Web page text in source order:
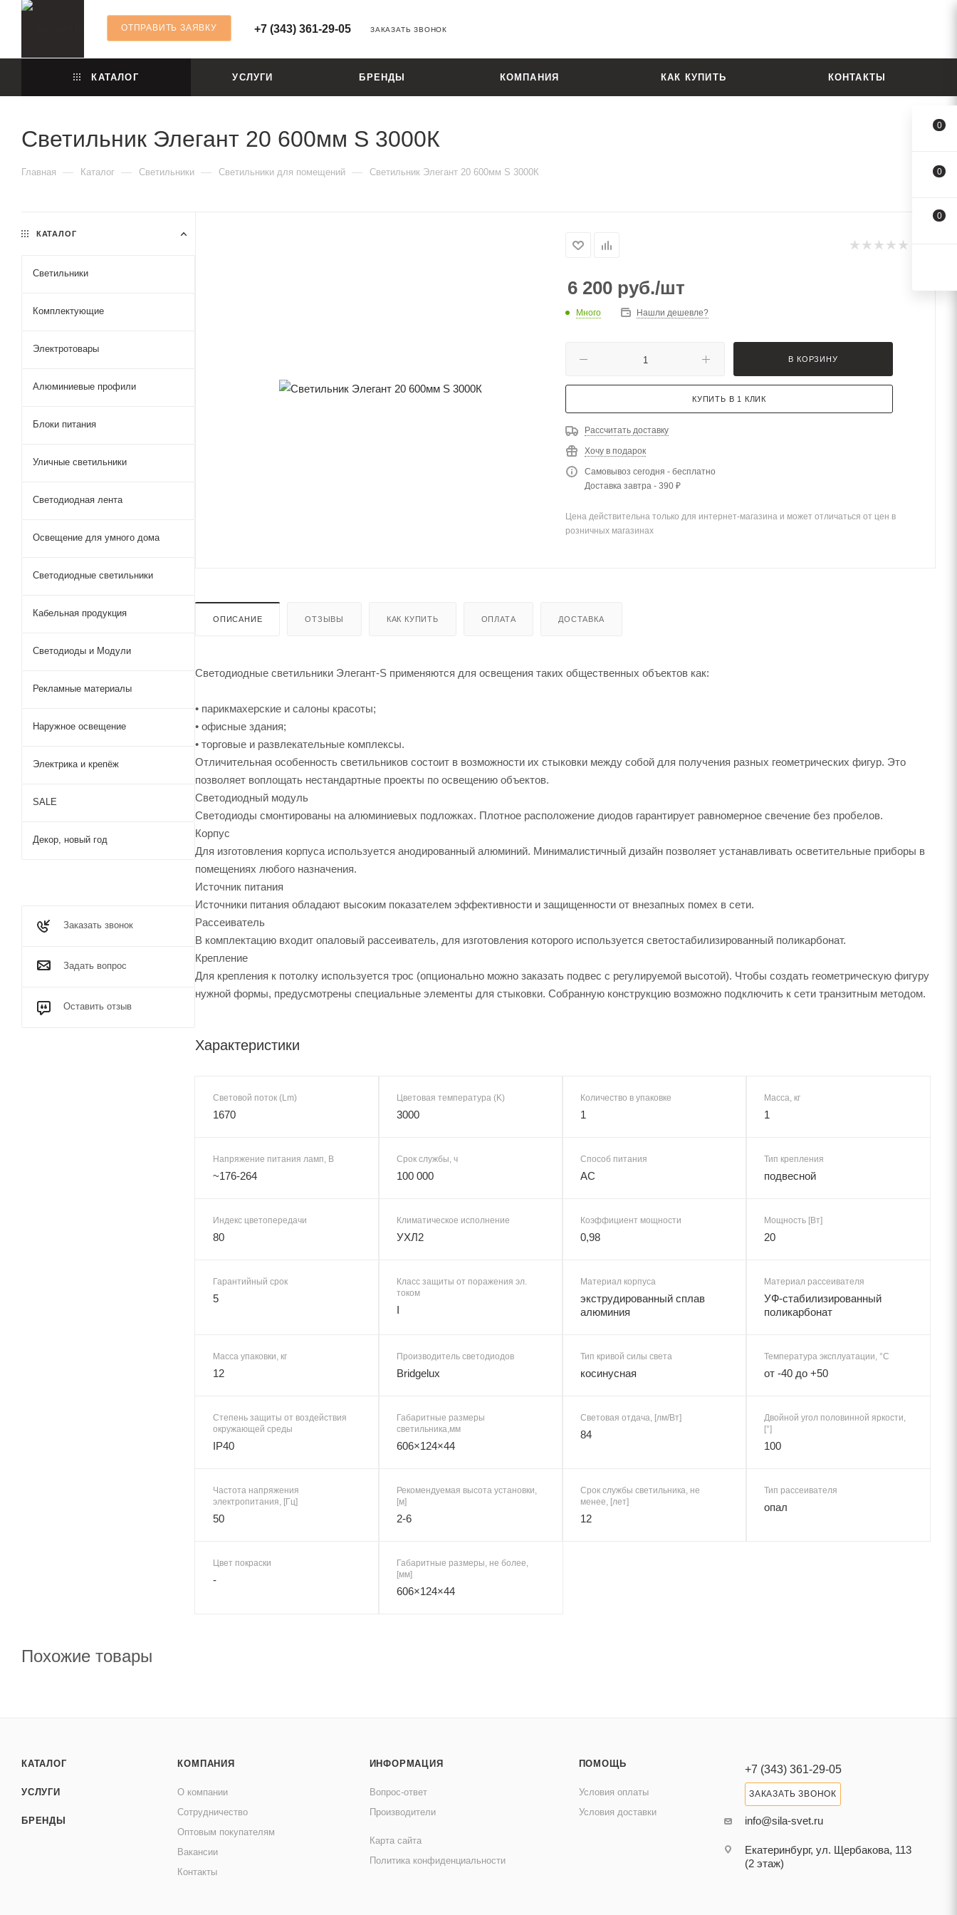
ОТПРАВИТЬ ЗАЯВКУ +7 (343) 361-29-05 ЗАКАЗАТЬ ЗВОНОК
КАТАЛОГ УСЛУГИ БРЕНДЫ КОМПАНИЯ КАК КУПИТЬ КОНТАКТЫ
Светильник Элегант 20 600мм S 3000К
Главная — Каталог — Светильники — Светильники для помещений — Светильник Элегант 20 600мм S 3000К
6 200 руб./шт
Много Нашли дешевле?
В КОРЗИНУ
КУПИТЬ В 1 КЛИК
Рассчитать доставку
Хочу в подарок
Самовывоз сегодня - бесплатно
Доставка завтра - 390 ₽
Цена действительна только для интернет-магазина и может отличаться от цен в
розничных магазинах
ОПИСАНИЕ ОТЗЫВЫ КАК КУПИТЬ ОПЛАТА ДОСТАВКА
Светодиодные светильники Элегант-S применяются для освещения таких общественных объектов как:
• парикмахерские и салоны красоты;
• офисные здания;
• торговые и развлекательные комплексы.
Отличительная особенность светильников состоит в возможности их стыковки между собой для получения разных геометрических фигур. Это
позволяет воплощать нестандартные проекты по освещению объектов.
Светодиодный модуль
Светодиоды смонтированы на алюминиевых подложках. Плотное расположение диодов гарантирует равномерное свечение без пробелов.
Корпус
Для изготовления корпуса используется анодированный алюминий. Минималистичный дизайн позволяет устанавливать осветительные приборы в
помещениях любого назначения.
Источник питания
Источники питания обладают высоким показателем эффективности и защищенности от внезапных помех в сети.
Рассеиватель
В комплектацию входит опаловый рассеиватель, для изготовления которого используется светостабилизированный поликарбонат.
Крепление
Для крепления к потолку используется трос (опционально можно заказать подвес с регулируемой высотой). Чтобы создать геометрическую фигуру
нужной формы, предусмотрены специальные элементы для стыковки. Собранную конструкцию возможно подключить к сети транзитным методом.
Характеристики
Световой поток (Lm)
1670
Цветовая температура (K)
3000
Количество в упаковке
1
Масса, кг
1
Напряжение питания ламп, В
~176-264
Срок службы, ч
100 000
Способ питания
AC
Тип крепления
подвесной
Индекс цветопередачи
80
Климатическое исполнение
УХЛ2
Коэффициент мощности
0,98
Мощность [Вт]
20
Гарантийный срок
5
Класс защиты от поражения эл.
током
I
Материал корпуса
экструдированный сплав
алюминия
Материал рассеивателя
УФ-стабилизированный
поликарбонат
Масса упаковки, кг
12
Производитель светодиодов
Bridgelux
Тип кривой силы света
косинусная
Температура эксплуатации, °C
от -40 до +50
Степень защиты от воздействия
окружающей среды
IP40
Габаритные размеры
светильника,мм
606×124×44
Световая отдача, [лм/Вт]
84
Двойной угол половинной яркости,
[°]
100
Частота напряжения
электропитания, [Гц]
50
Рекомендуемая высота установки,
[м]
2-6
Срок службы светильника, не
менее, [лет]
12
Тип рассеивателя
опал
Цвет покраски
-
Габаритные размеры, не более,
[мм]
606×124×44
КАТАЛОГ
Светильники
Комплектующие
Электротовары
Алюминиевые профили
Блоки питания
Уличные светильники
Светодиодная лента
Освещение для умного дома
Светодиодные светильники
Кабельная продукция
Светодиоды и Модули
Рекламные материалы
Наружное освещение
Электрика и крепёж
SALE
Декор, новый год
Заказать звонок
Задать вопрос
Оставить отзыв
Похожие товары
КАТАЛОГ
УСЛУГИ
БРЕНДЫ
КОМПАНИЯ
О компании
Сотрудничество
Оптовым покупателям
Вакансии
Контакты
ИНФОРМАЦИЯ
Вопрос-ответ
Производители
Карта сайта
Политика конфиденциальности
ПОМОЩЬ
Условия оплаты
Условия доставки
+7 (343) 361-29-05
ЗАКАЗАТЬ ЗВОНОК
info@sila-svet.ru
Екатеринбург, ул. Щербакова, 113
(2 этаж)
0
0
0